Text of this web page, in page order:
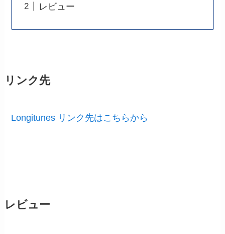
レビュー
リンク先
Longitunes リンク先はこちらから
レビュー